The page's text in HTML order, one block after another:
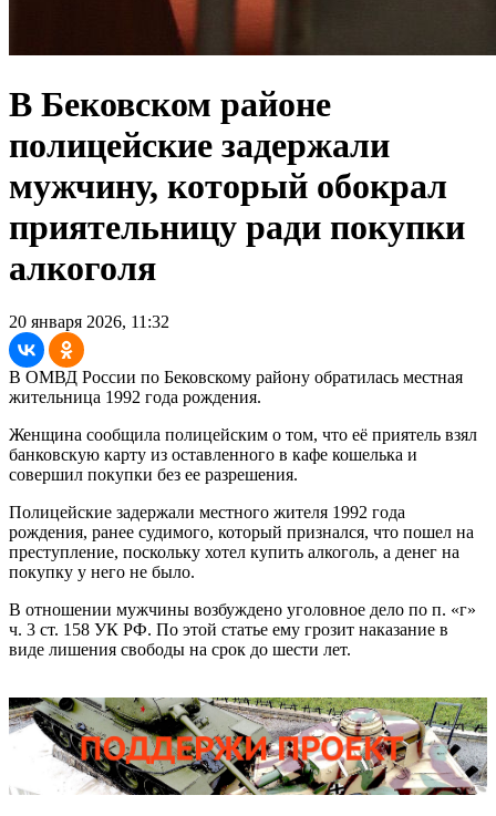
В Бековском районе
полицейские задержали
мужчину, который обокрал
приятельницу ради покупки
алкоголя
20 января 2026, 11:32
В ОМВД России по Бековскому району обратилась местная
жительница 1992 года рождения.
Женщина сообщила полицейским о том, что её приятель взял
банковскую карту из оставленного в кафе кошелька и
совершил покупки без ее разрешения.
Полицейские задержали местного жителя 1992 года
рождения, ранее судимого, который признался, что пошел на
преступление, поскольку хотел купить алкоголь, а денег на
покупку у него не было.
В отношении мужчины возбуждено уголовное дело по п. «г»
ч. 3 ст. 158 УК РФ. По этой статье ему грозит наказание в
виде лишения свободы на срок до шести лет.